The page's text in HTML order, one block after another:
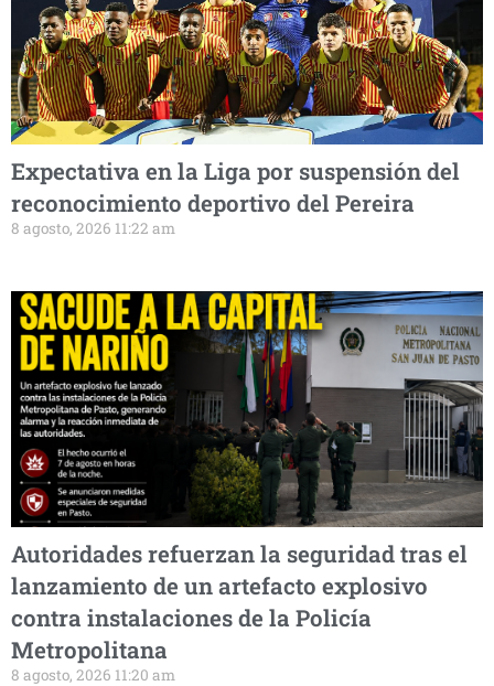
Expectativa en la Liga por suspensión del
reconocimiento deportivo del Pereira
8 agosto, 2026 11:22 am
Autoridades refuerzan la seguridad tras el
lanzamiento de un artefacto explosivo
contra instalaciones de la Policía
Metropolitana
8 agosto, 2026 11:20 am